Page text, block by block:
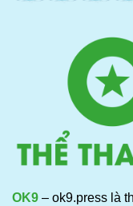
OK9 – ok9.press là